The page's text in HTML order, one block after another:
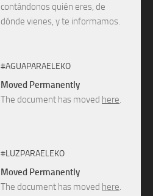
contándonos quién eres, de
dónde vienes, y te informamos.
#AGUAPARAELEKO
Moved Permanently
The document has moved here.
#LUZPARAELEKO
Moved Permanently
The document has moved here.